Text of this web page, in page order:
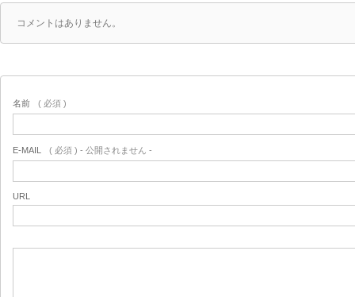
コメントはありません。
名前 ( 必須 )
E-MAIL ( 必須 ) - 公開されません -
URL